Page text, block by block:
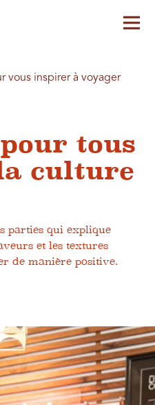
vous inspirer à voyager
tous
culture
parties qui explique
et les textures
de manière positive.